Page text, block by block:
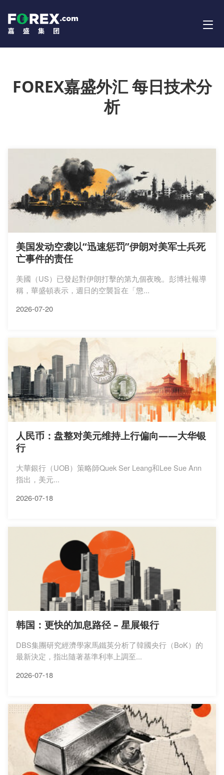
FOREX嘉盛外汇 每日技术分
析
美国发动空袭以“迅速惩罚”伊朗对美军士兵死
亡事件的责任
美國（US）已發起對伊朗打擊的第九個夜晚。彭博社報導
稱，華盛頓表示，週日的空襲旨在「懲...
2026-07-20
人民币：盘整对美元维持上行偏向——大华银
行
大華銀行（UOB）策略師Quek Ser Leang和Lee Sue Ann
指出，美元...
2026-07-18
韩国：更快的加息路径 – 星展银行
DBS集團研究經濟學家馬鐵英分析了韓國央行（BoK）的
最新決定，指出隨著基準利率上調至...
2026-07-18